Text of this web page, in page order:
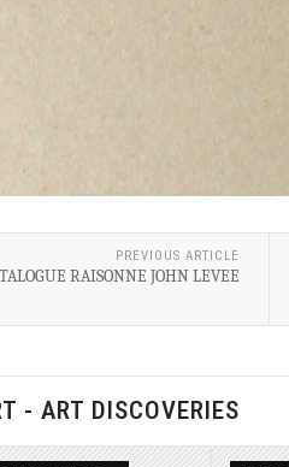
PREVIOUS ARTICLE
RAISONNE JOHN LEVEE
- ART DISCOVERIES